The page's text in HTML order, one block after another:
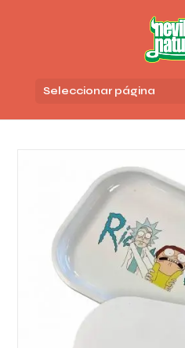
Seleccionar página